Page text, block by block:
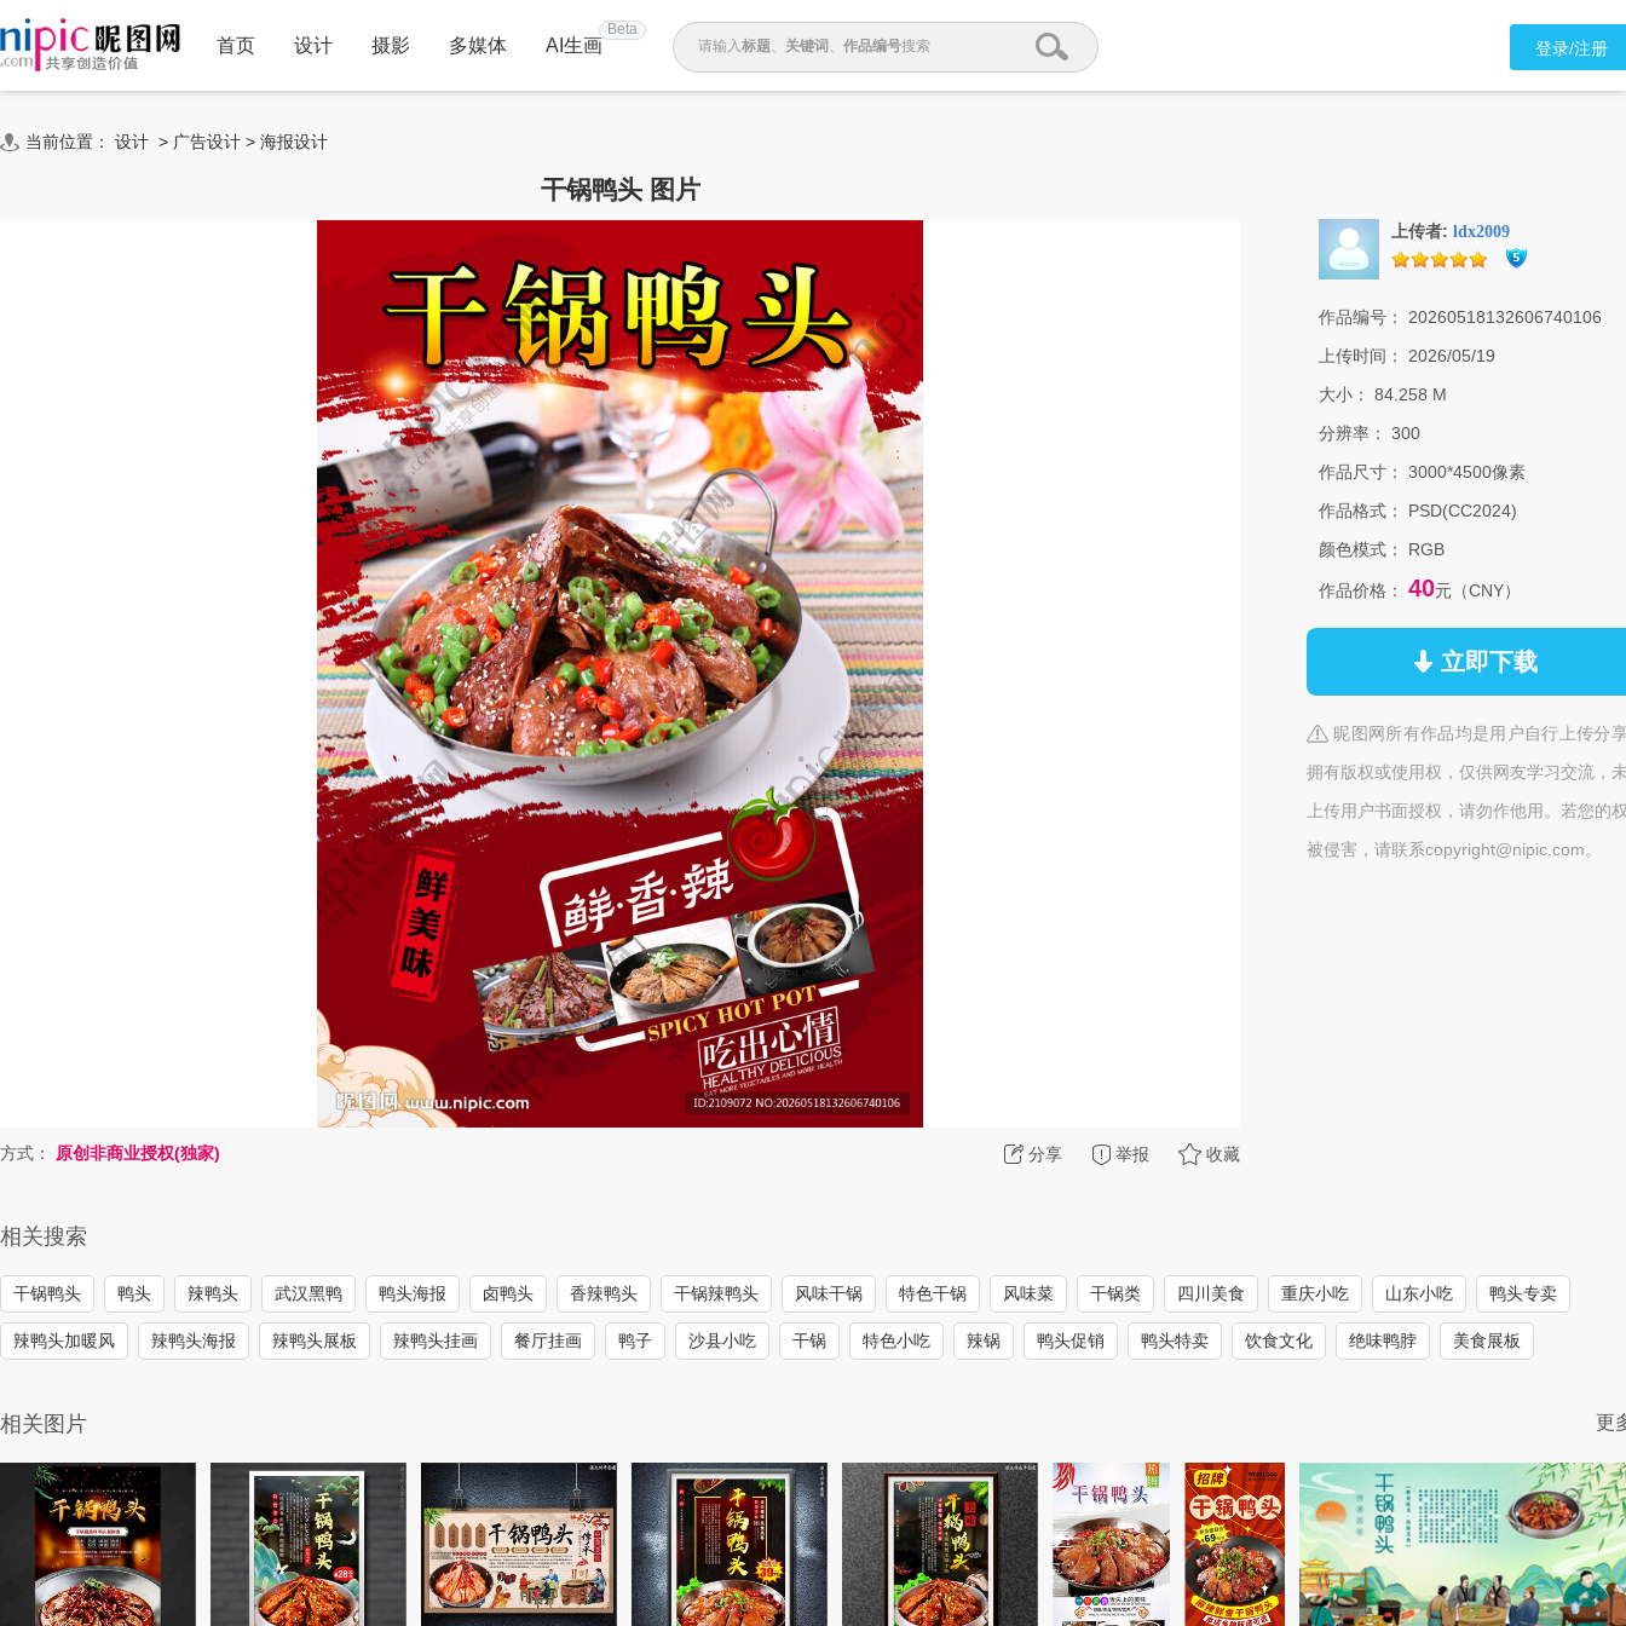
首页 设计 摄影 多媒体 AI生画
Beta
请输入标题、 关键词 、 作品编号搜索 登录/注册
当前位置： 设计 > 广告设计 > 海报设计
干锅鸭头 图片
分享 举报 收藏
方式： 原创非商业授权(独家)
上传者: ldx2009
作品编号：
20260518132606740106
上传时间：
2026/05/19
大小：
84.258 M
分辨率：
300
作品尺寸：
3000*4500像素
作品格式：
PSD(CC2024)
颜色模式：
RGB
作品价格： 40元（CNY）
立即下载
昵图网所有作品均是用户自行上传分
拥有版权或使用权，仅供网友学习交流，
上传用户书面授权，请勿作他用。若您的
被侵害，请联系copyright@nipic.com。
相关搜索
干锅鸭头 鸭头 辣鸭头 武汉黑鸭 鸭头海报 卤鸭头 香辣鸭头 干锅辣鸭头 风味干锅 特色干锅 风味菜 干锅类 四川美食 重庆小吃 山东小吃 鸭头专卖
辣鸭头加暖风 辣鸭头海报 辣鸭头展板 辣鸭头挂画 餐厅挂画 鸭子 沙县小吃 干锅 特色小吃 辣锅 鸭头促销 鸭头特卖 饮食文化 绝味鸭脖 美食展板
相关图片 更